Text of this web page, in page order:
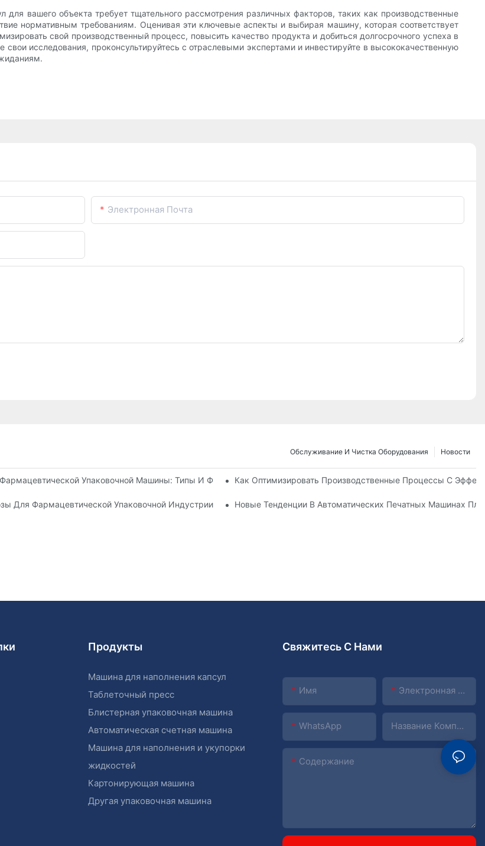
вашего объекта требует тщательного рассмотрения различных факторов, таких как производственные
нормативным требованиям. Оценивая эти ключевые аспекты и выбирая машину, которая соответствует
свой производственный процесс, повысить качество продукта и добиться долгосрочного успеха в
исследования, проконсультируйтесь с отраслевыми экспертами и инвестируйте в высококачественную
Электронная Почта
Новости
Обслуживание И Чистка Оборудования
Упаковки Упаковочной Машины: Типы И ФункцииКак Оптимизировать Производственные Процессы С
Для Фармацевтической Упаковочной Индустрии В Следующем ДесятилетииНовые Тенденции В Автоматических Печатных Машинах
Продукты
Машина для наполнения капсул
Таблеточный пресс
Блистерная упаковочная машина
Автоматическая счетная машина
Машина для наполнения и укупорки
жидкостей
Картонирующая машина
Другая упаковочная машина
Свяжитесь С Нами
Имя Электронная Почта
WhatsApp Название Компании
Содержание